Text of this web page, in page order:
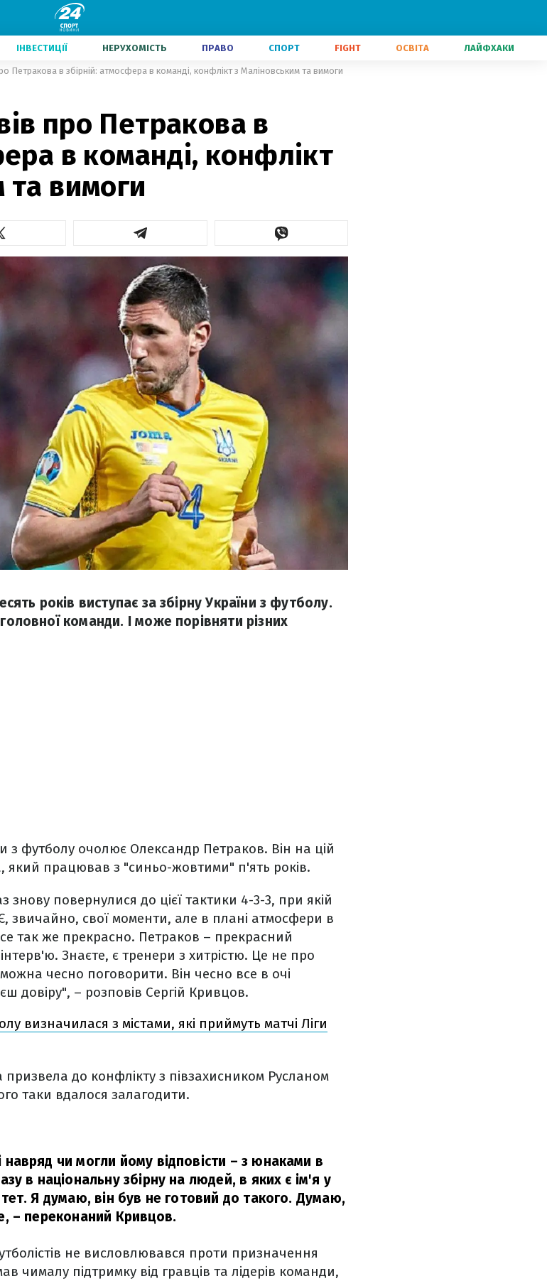
ІНВЕСТИЦІЇ НЕРУХОМІСТЬ ПРАВО СПОРТ FIGHT ОСВІТА ЛАЙФХАКИ
Петракова в збірній: атмосфера в команді, конфлікт з Маліновським та вимоги
про Петракова в
в команді, конфлікт
та вимоги
років виступає за збірну України з футболу.
команди. І може порівняти різних
з футболу очолює Олександр Петраков. Він на цій
який працював з "синьо-жовтими" п'ять років.
знову повернулися до цієї тактики 4-3-3, при якій
звичайно, свої моменти, але в плані атмосфери в
так же прекрасно. Петраков – прекрасний
Знаєте, є тренери з хитрістю. Це не про
чесно поговорити. Він чесно все в очі
довіру", – розповів Сергій Кривцов.
визначилася з містами, які приймуть матчі Ліги
призвела до конфлікту з півзахисником Русланом
таки вдалося залагодити.
чи могли йому відповісти – з юнаками в
в національну збірну на людей, в яких є ім'я у
Я думаю, він був не готовий до такого. Думаю,
– переконаний Кривцов.
не висловлювався проти призначення
чималу підтримку від гравців та лідерів команди,